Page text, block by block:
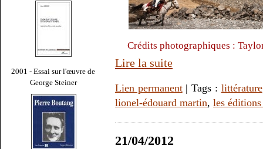
2001 - Essai sur l'œuvre de
George Steiner
Crédits photographiques :
Lire la suite
Lien permanent| Tags : littérature
lionel-édouard martin, les
21/04/2012